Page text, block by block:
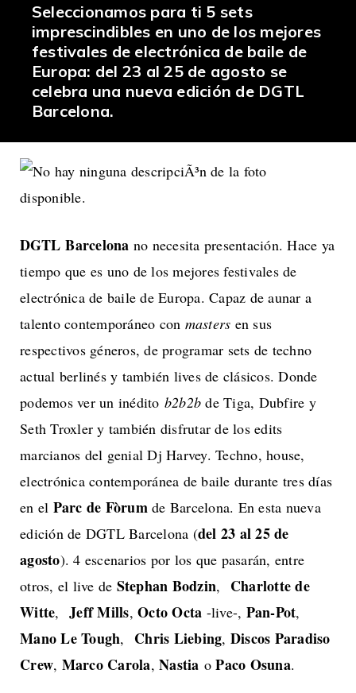
Seleccionamos para ti 5 sets
imprescindibles en uno de los mejores
festivales de electrónica de baile de
Europa: del 23 al 25 de agosto se
celebra una nueva edición de DGTL
Barcelona.
DGTL Barcelona no necesita presentación. Hace ya
tiempo que es uno de los mejores festivales de
electrónica de baile de Europa. Capaz de aunar a
talento contemporáneo con masters en sus
respectivos géneros, de programar sets de techno
actual berlinés y también lives de clásicos. Donde
podemos ver un inédito b2b2b de Tiga, Dubfire y
Seth Troxler y también disfrutar de los edits
marcianos del genial Dj Harvey. Techno, house,
electrónica contemporánea de baile durante tres días
en el Parc de Fòrumde Barcelona. En esta nueva
edición de DGTL Barcelona (del 23 al 25 de
agosto). 4 escenarios por los que pasarán, entre
otros, el live de Stephan Bodzin,
Charlotte de
Witte, Jeff Mills, Octo Octa -live-, Pan-Pot,
Mano Le Tough, Chris Liebing, Discos Paradiso
Crew, Marco Carola, Nastia oPaco Osuna.